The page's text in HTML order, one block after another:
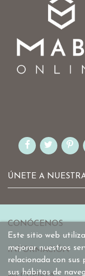
ÚNETE A
Este sitio web
mejorar nuestros
relacionada con sus
sus hábitos de
CONÓCENOS
INFORMACIÓN